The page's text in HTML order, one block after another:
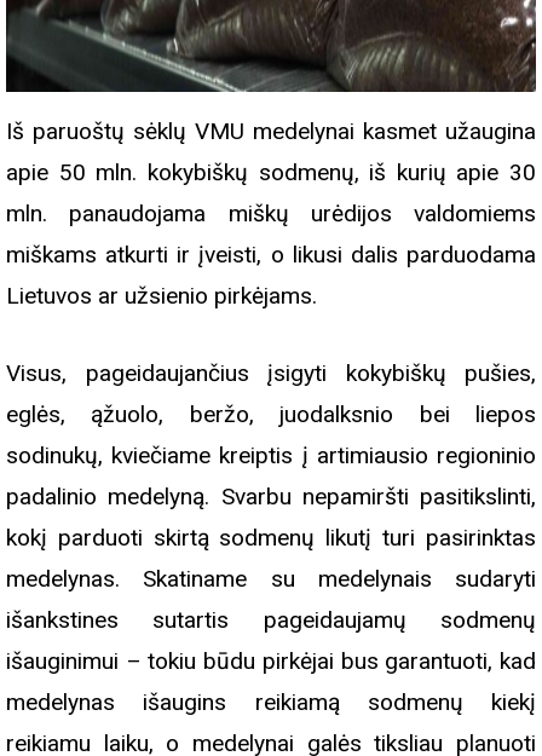
Iš paruoštų sėklų VMU medelynai kasmet užaugina
apie 50 mln. kokybiškų sodmenų, iš kurių apie 30
mln. panaudojama miškų urėdijos valdomiems
miškams atkurti ir įveisti, o likusi dalis parduodama
Lietuvos ar užsienio pirkėjams.
Visus, pageidaujančius įsigyti kokybiškų pušies,
eglės, ąžuolo, beržo, juodalksnio bei liepos
sodinukų, kviečiame kreiptis į artimiausio regioninio
padalinio medelyną. Svarbu nepamiršti pasitikslinti,
kokį parduoti skirtą sodmenų likutį turi pasirinktas
medelynas. Skatiname su medelynais sudaryti
išankstines sutartis pageidaujamų sodmenų
išauginimui – tokiu būdu pirkėjai bus garantuoti, kad
medelynas išaugins reikiamą sodmenų kiekį
reikiamu laiku, o medelynai galės tiksliau planuoti